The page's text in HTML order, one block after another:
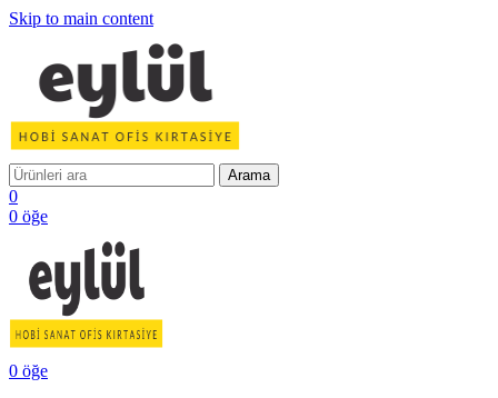
Skip to main content
Arama
0
0 öğe
0 öğe